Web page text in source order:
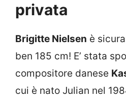
privata
Brigitte Nielsen è
ben 185 cm! E’ stata
compositore danese
cui è nato Julian nel